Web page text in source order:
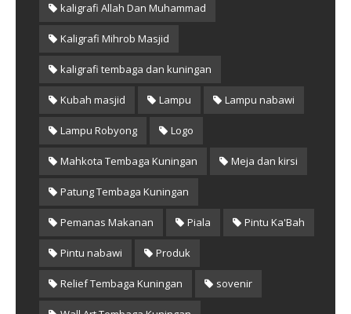
kaligrafi Allah Dan Muhammad
Kaligrafi Mihrob Masjid
kaligrafi tembaga dan kuningan
Kubah masjid Lampu Lampu nabawi
Lampu Robyong Logo
Mahkota Tembaga Kuningan Meja dan kirsi
Patung Tembaga Kuningan
Pemanas Makanan Piala Pintu Ka'Bah
Pintu nabawi Produk
Relief Tembaga Kuningan sovenir